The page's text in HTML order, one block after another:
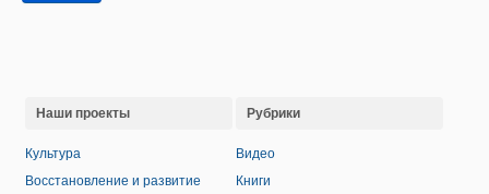
Наши проекты
Культура
Восстановление и развитие
Рубрики
Видео
Книги